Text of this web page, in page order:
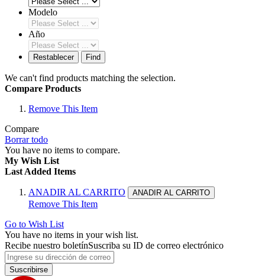
Modelo
Año
Restablecer Find
We can't find products matching the selection.
Compare Products
Remove This Item
Compare
Borrar todo
You have no items to compare.
My Wish List
Last Added Items
ANADIR AL CARRITO ANADIR AL CARRITO
Remove This Item
Go to Wish List
You have no items in your wish list.
Recibe nuestro boletínSuscriba su ID de correo electrónico
Suscribirse